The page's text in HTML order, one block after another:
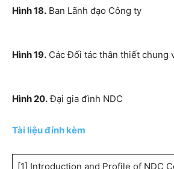
Hình 18. Ban Lãnh đạo Công ty
Hình 19. Các Đối tác thân thiết chung
Hình 20.Đại gia đình NDC
Tài liệu đính kèm
[1] Introduction and Profile of NDC